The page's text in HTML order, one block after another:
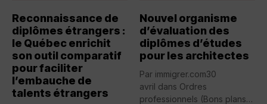
Reconnaissance de
diplômes étrangers :
le Québec enrichit
son outil comparatif
pour faciliter
l’embauche de
talents étrangers
Nouvel organisme
d’évaluation des
diplômes d’études
pour les architectes
Par immigrer.com30
avril dans Ordres
professionnels (Bons plans)